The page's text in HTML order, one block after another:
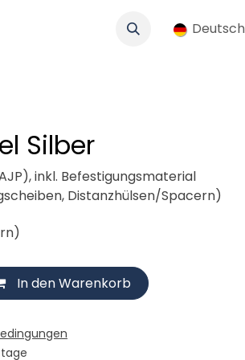
Genossenschaft Jobs
Deutsch
Silber
inkl. Befestigungsmaterial
Distanzhülsen/Spacern)
In den Warenkorb